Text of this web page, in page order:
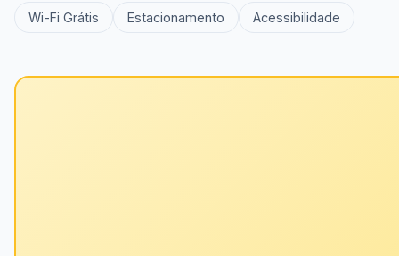
Wi-Fi Grátis Estacionamento Acessibilidade